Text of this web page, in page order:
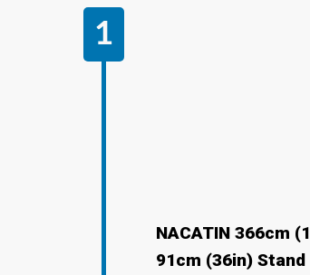
NACATIN 366cm
91cm (36in)